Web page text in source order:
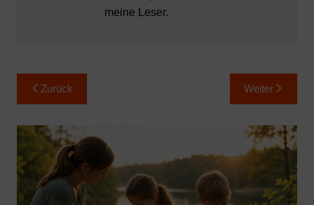
meine Leser.
Beitragsnavigation
Zurück Weiter